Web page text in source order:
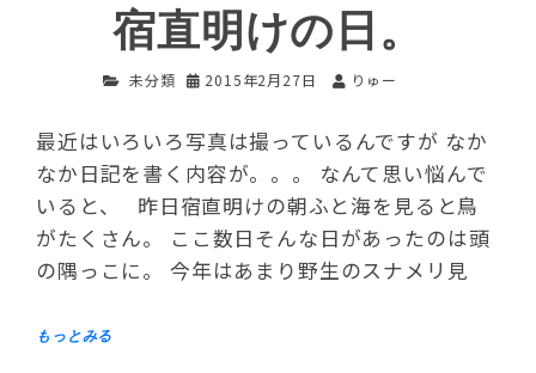
宿直明けの日。
未分類 2015年2月27日 りゅー
最近はいろいろ写真は撮っているんですが なか
なか日記を書く内容が。。。 なんて思い悩んで
いると、 昨日宿直明けの朝ふと海を見ると鳥
がたくさん。 ここ数日そんな日があったのは頭
の隅っこに。 今年はあまり野生のスナメリ見